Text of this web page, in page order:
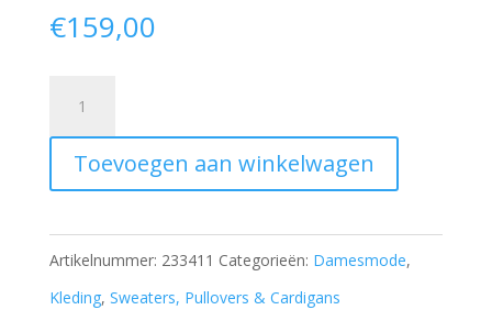
€159,00
Bolero
aantal
Toevoegen aan winkelwagen
Artikelnummer: 233411 Categorieën: Damesmode,
Kleding, Sweaters, Pullovers & Cardigans